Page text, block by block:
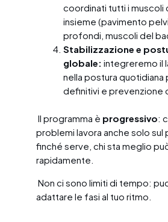
coordinati tutti i muscoli
insieme (pavimento
profondi, muscoli del
Stabilizzazione e
globale: integreremo il
nella postura quotidiana
definitivi e prevenzione
Il programma è progressivo:
problemi lavora anche solo sul
finché serve, chi sta meglio
rapidamente.
Non ci sono limiti di tempo:
adattare le fasi al tuo ritmo.